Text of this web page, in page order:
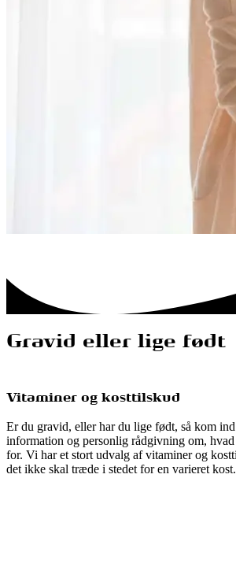
Gravid eller lige født
Vitaminer og kosttilskud
Er du gravid, eller har du lige født, så kom
information og personlig rådgivning om,
for. Vi har et stort udvalg af vitaminer og
det ikke skal træde i stedet for en varieret kost.